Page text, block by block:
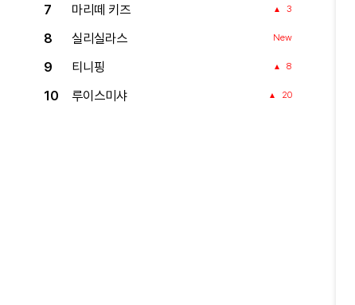
7 마리떼 키즈 3
8 실리실라스 New
9 티니핑 8
10 루이스미샤 20